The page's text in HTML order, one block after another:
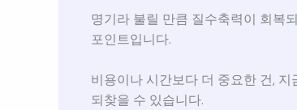
명기라 불릴 만큼 질수축력이 회복
포인트입니다.
비용이나 시간보다 더 중요한 건,
되찾을 수 있습니다.